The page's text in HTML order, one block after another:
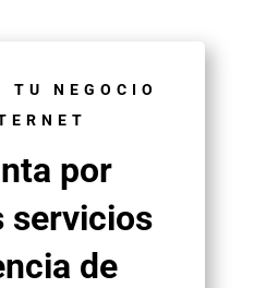
TU NEGOCIO
por
servicios
de